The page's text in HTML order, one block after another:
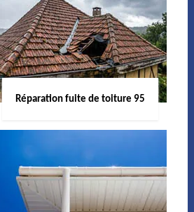
Réparation fuite de toiture 95